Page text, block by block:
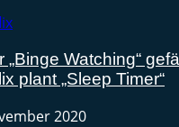
„Binge Watching“
plant „Sleep Timer“
2020